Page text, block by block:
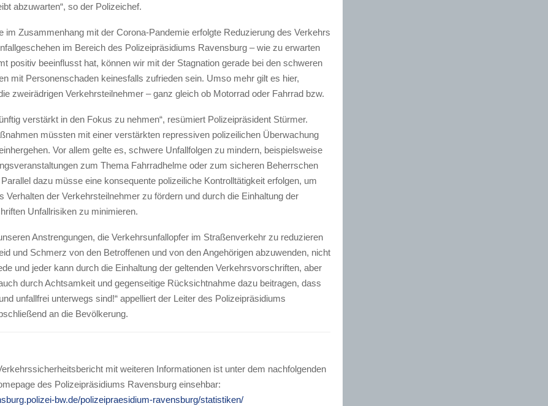
abzuwarten“, so der Polizeichef.
im Zusammenhang mit der Corona-Pandemie erfolgte Reduzierung des Verkehrs
im Bereich des Polizeipräsidiums Ravensburg – wie zu erwarten
positiv beeinflusst hat, können wir mit der Stagnation gerade bei den schweren
mit Personenschaden keinesfalls zufrieden sein. Umso mehr gilt es hier,
zweirädrigen Verkehrsteilnehmer – ganz gleich ob Motorrad oder Fahrrad bzw.
verstärkt in den Fokus zu nehmen“, resümiert Polizeipräsident Stürmer.
müssten mit einer verstärkten repressiven polizeilichen Überwachung
Vor allem gelte es, schwere Unfallfolgen zu mindern, beispielsweise
zum Thema Fahrradhelme oder zum sicheren Beherrschen
dazu müsse eine konsequente polizeiliche Kontrolltätigkeit erfolgen, um
Verhalten der Verkehrsteilnehmer zu fördern und durch die Einhaltung der
Unfallrisiken zu minimieren.
Anstrengungen, die Verkehrsunfallopfer im Straßenverkehr zu reduzieren
und Schmerz von den Betroffenen und von den Angehörigen abzuwenden, nicht
und jeder kann durch die Einhaltung der geltenden Verkehrsvorschriften, aber
durch Achtsamkeit und gegenseitige Rücksichtnahme dazu beitragen, dass
unfallfrei unterwegs sind!“ appelliert der Leiter des Polizeipräsidiums
an die Bevölkerung.
mit weiteren Informationen ist unter dem nachfolgenden
des Polizeipräsidiums Ravensburg einsehbar:
bw.de/polizeipraesidium-ravensburg/statistiken/